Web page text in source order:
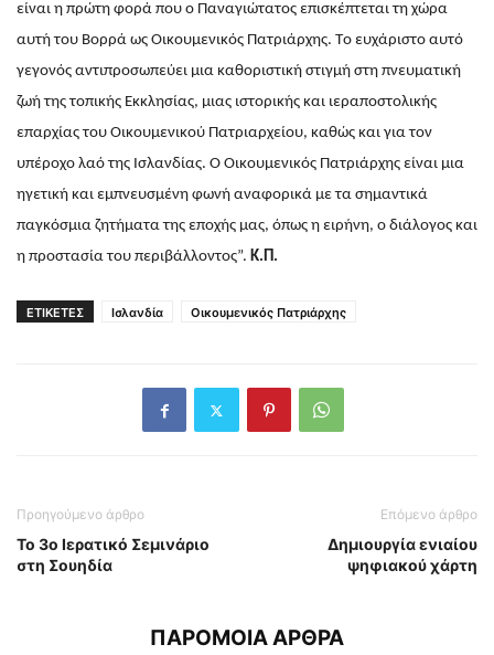
είναι η πρώτη φορά που ο Παναγιώτατος επισκέπτεται τη χώρα
αυτή του Βορρά ως Οικουμενικός Πατριάρχης. Tο ευχάριστο αυτό
γεγονός αντιπροσωπεύει μια καθοριστική στιγμή στη πνευματική
ζωή της τοπικής Εκκλησίας, μιας ιστορικής και ιεραποστολικής
επαρχίας του Οικουμενικού Πατριαρχείου, καθώς και για τον
υπέροχο λαό της Ισλανδίας. Ο Οικουμενικός Πατριάρχης είναι μια
ηγετική και εμπνευσμένη φωνή αναφορικά με τα σημαντικά
παγκόσμια ζητήματα της εποχής μας, όπως η ειρήνη, ο διάλογος και
η προστασία του περιβάλλοντος”. Κ.Π.
ΕΤΙΚΕΤΕΣ Ισλανδία Οικουμενικός Πατριάρχης
Προηγούμενο άρθρο
Το 3ο Ιερατικό Σεμινάριο
στη Σουηδία
Επόμενο άρθρο
Δημιουργία ενιαίου
ψηφιακού χάρτη
ΠΑΡΟΜΟΙΑ ΑΡΘΡΑ